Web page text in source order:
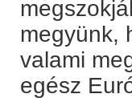
megyünk,
valami
egész